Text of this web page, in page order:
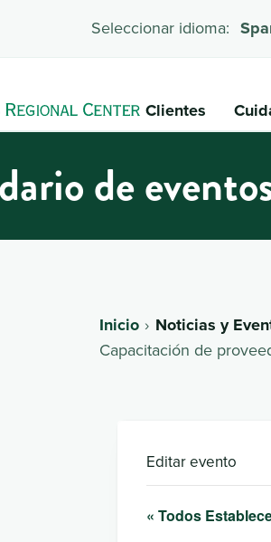
Seleccionar idioma:
Clientes
de
Inicio Noticias y
Capacitación de
Editar evento
« Todos